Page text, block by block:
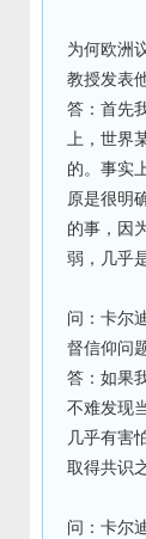
为何欧洲
教授发表
答：首先
上，世界
的。事实
原是很明
的事，因
弱，几乎
问：卡尔
督信仰问
答：如果
不难发现
几乎有害
取得共识
问：卡尔